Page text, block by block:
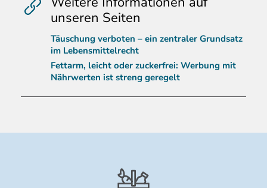
unseren Seiten
Täuschung verboten – ein zentraler Grundsatz
im Lebensmittelrecht
Fettarm, leicht oder zuckerfrei: Werbung mit
Nährwerten ist streng geregelt